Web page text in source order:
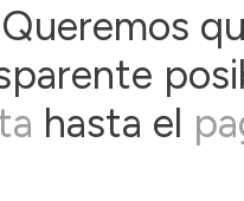
Queremos
hasta el